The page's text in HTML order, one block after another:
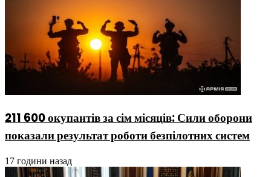
211 600 окупантів за сім місяців: Сили оборони
показали результат роботи безпілотних систем
17 години назад